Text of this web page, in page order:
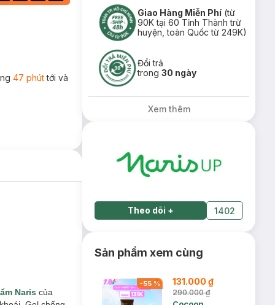
47 phúttới và
Naris của
Giao Hàng Miễn Phí (từ
90K tại 60 Tỉnh Thành trừ
huyện, toàn Quốc từ 249K)
Đổi trả
trong30 ngày
Xem thêm
Theo dõi + 1402
Sản phẩm xem cùng
-55% 131.000 ₫
290.000 ₫